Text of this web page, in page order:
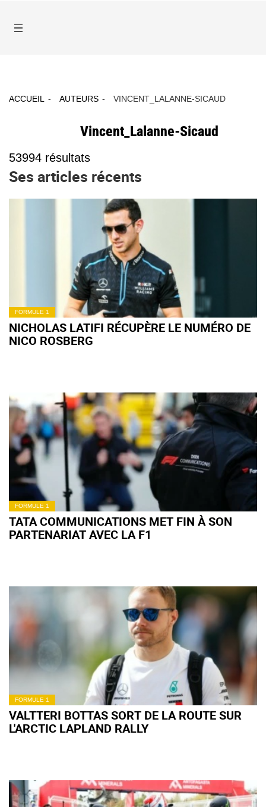
ACCUEIL AUTEURS VINCENT_LALANNE-SICAUD
Vincent_Lalanne-Sicaud
53994 résultats
Ses articles récents
FORMULE 1
NICHOLAS LATIFI RÉCUPÈRE LE NUMÉRO DE
NICO ROSBERG
FORMULE 1
TATA COMMUNICATIONS MET FIN À SON
PARTENARIAT AVEC LA F1
FORMULE 1
VALTTERI BOTTAS SORT DE LA ROUTE SUR
L'ARCTIC LAPLAND RALLY